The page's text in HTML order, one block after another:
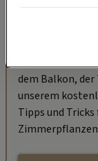
„Servus
dem Balkon,
unserem
Tipps und